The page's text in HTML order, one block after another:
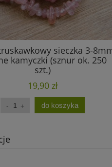
sieczka 3-
kamyczki (sznur ok. 250
szt.)
19,90 zł
do koszyka